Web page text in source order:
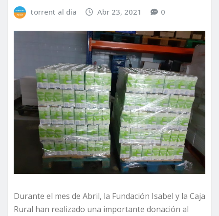
torrent al dia Abr 23, 2021 0
Durante el mes de Abril, la Fundación Isabel y la Caja
Rural han realizado una importante donación al